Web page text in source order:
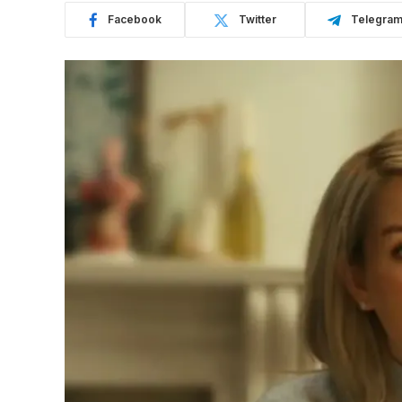
Facebook Twitter Telegram